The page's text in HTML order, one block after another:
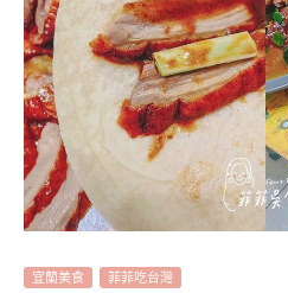
宜蘭美食 菲菲吃台灣